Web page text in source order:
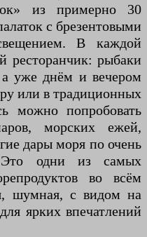
из примерно 30
с брезентовыми
В каждой
ресторанчик: рыбаки
уже днём и вечером
или в традиционных
можно попробовать
морских ежей,
дары моря по очень
Это одни из самых
во всём
шумная, с видом на
ярких впечатлений